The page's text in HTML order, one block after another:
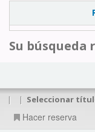
Su búsqueda
| | Seleccionar
Hacer reserva